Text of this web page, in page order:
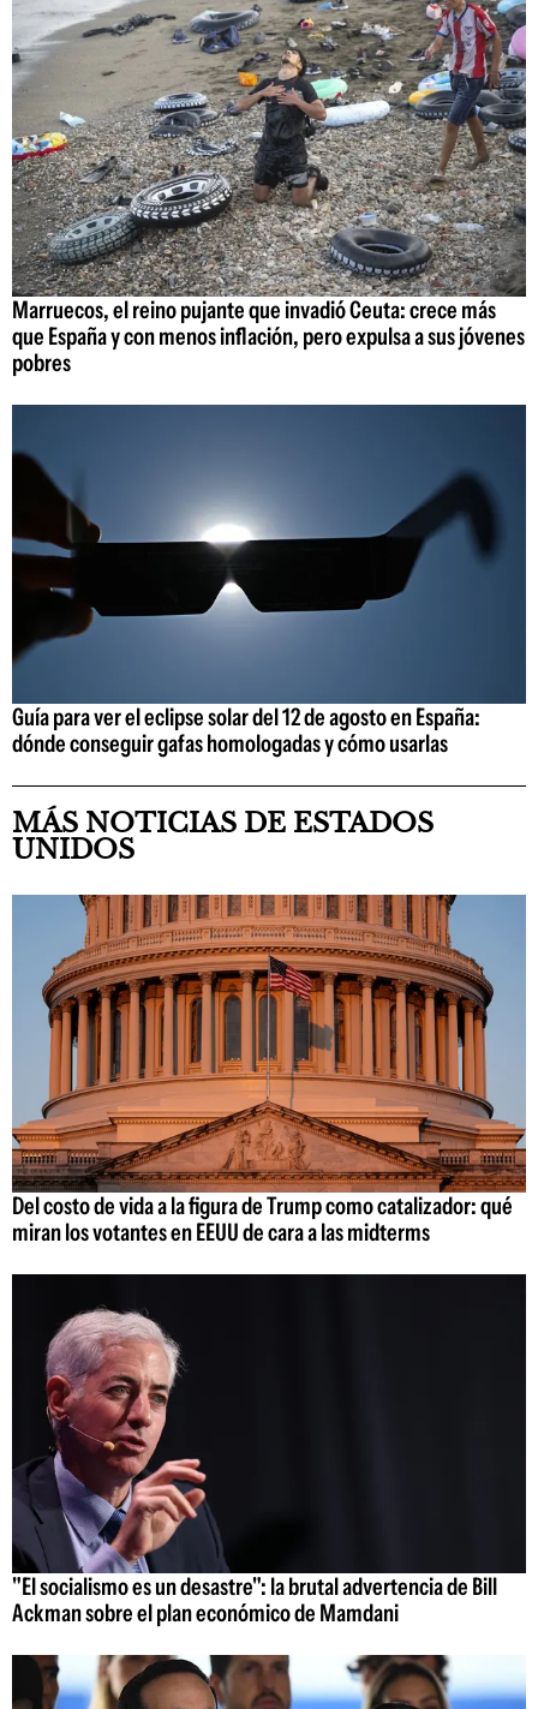
Marruecos, el reino pujante que invadió Ceuta: crece más
que España y con menos inflación, pero expulsa a sus jóvenes
pobres
Guía para ver el eclipse solar del 12 de agosto en España:
dónde conseguir gafas homologadas y cómo usarlas
MÁS NOTICIAS DE ESTADOS
UNIDOS
Del costo de vida a la figura de Trump como catalizador: qué
miran los votantes en EEUU de cara a las midterms
"El socialismo es un desastre": la brutal advertencia de Bill
Ackman sobre el plan económico de Mamdani